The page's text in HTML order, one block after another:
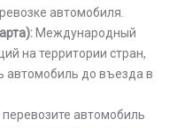
автомобиля.
Международный
на территории стран,
автомобиль до въезда в
перевозите автомобиль